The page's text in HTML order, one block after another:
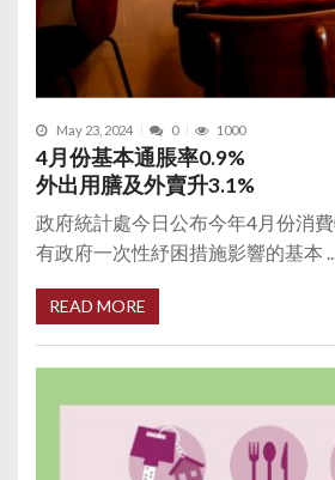
May 23, 2024 0 1000
4月份基本通脹率0.9%
外出用膳及外賣升3.1%
政府統計處今日公布今年4月份消
有政府一次性紓困措施影響的基本
READ MORE